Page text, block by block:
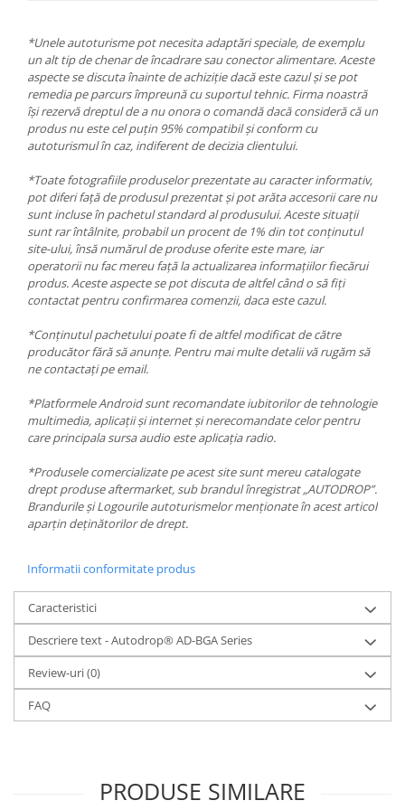
*Unele autoturisme pot necesita adaptări speciale, de exemplu
un alt tip de chenar de încadrare sau conector alimentare. Aceste
aspecte se discuta înainte de achiziție dacă este cazul și se pot
remedia pe parcurs împreună cu suportul tehnic. Firma noastră
își rezervă dreptul de a nu onora o comandă dacă consideră că un
produs nu este cel puțin 95% compatibil și conform cu
autoturismul în caz, indiferent de decizia clientului.
*Toate fotografiile produselor prezentate au caracter informativ,
pot diferi față de produsul prezentat și pot arăta accesorii care nu
sunt incluse în pachetul standard al produsului. Aceste situații
sunt rar întâlnite, probabil un procent de 1% din tot conținutul
site-ului, însă numărul de produse oferite este mare, iar
operatorii nu fac mereu față la actualizarea informațiilor fiecărui
produs. Aceste aspecte se pot discuta de altfel când o să fiți
contactat pentru confirmarea comenzii, daca este cazul.
*Conținutul pachetului poate fi de altfel modificat de către
producător fără să anunțe. Pentru mai multe detalii vă rugăm să
ne contactați pe email.
*Platformele Android sunt recomandate iubitorilor de tehnologie
multimedia, aplicații și internet și nerecomandate celor pentru
care principala sursa audio este aplicația radio.
*Produsele comercializate pe acest site sunt mereu catalogate
drept produse aftermarket, sub brandul înregistrat „AUTODROP”.
Brandurile și Logourile autoturismelor menționate în acest articol
aparțin deținătorilor de drept.
Informatii conformitate produs
Caracteristici
Descriere text - Autodrop® AD-BGA Series
Review-uri(0)
FAQ
PRODUSE SIMILARE